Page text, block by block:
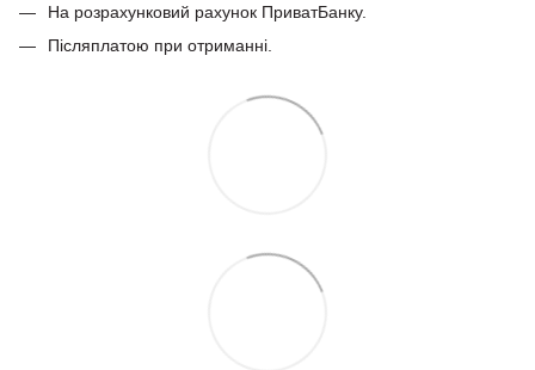
На розрахунковий рахунок ПриватБанку.
Післяплатою при отриманні.